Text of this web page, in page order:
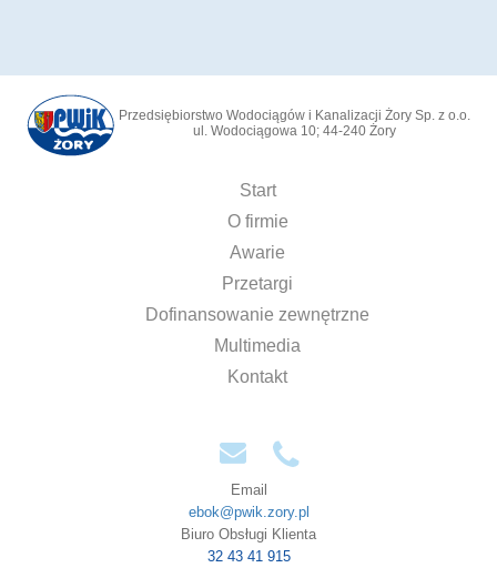
Przedsiębiorstwo Wodociągów i Kanalizacji Żory Sp. z o.o.
ul. Wodociągowa 10; 44-240 Żory
Start
O firmie
Awarie
Przetargi
Dofinansowanie zewnętrzne
Multimedia
Kontakt
Email
ebok@pwik.zory.pl
Biuro Obsługi Klienta
32 43 41 915